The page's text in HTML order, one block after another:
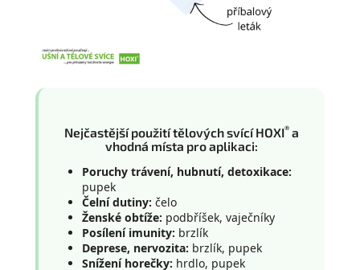
Nejčastější použití tělových svící HOXI® a
vhodná místa pro aplikaci:
Poruchy trávení, hubnutí, detoxikace:
pupek
Čelní dutiny: čelo
Ženské obtíže: podbříšek, vaječníky
Posílení imunity: brzlík
Deprese, nervozita: brzlík, pupek
Snížení horečky: hrdlo, pupek